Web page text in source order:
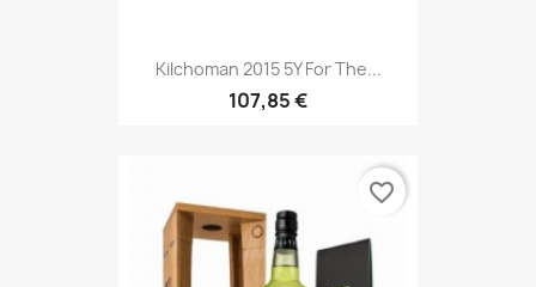
Kilchoman 2015 5Y For The...
107,85 €
favorite_border